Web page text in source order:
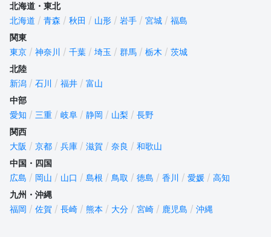
北海道・東北
北海道
青森 秋田 山形 岩手 宮城
福島
関東
東京
神奈川 千葉 埼玉 群馬 栃木
茨城
北陸
新潟
石川 福井
富山
中部
愛知
三重 岐阜 静岡 山梨
長野
関西
大阪
京都 兵庫 滋賀 奈良
和歌山
中国・四国
広島
岡山 山口 島根 鳥取 徳島 香川 愛媛
高知
九州・沖縄
福岡
佐賀 長崎 熊本 大分 宮崎 鹿児島 沖縄